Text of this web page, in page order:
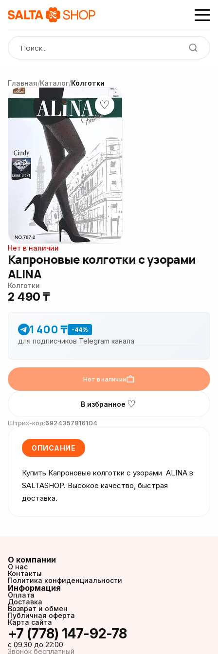
Главная/Каталог/Колготки
♡
Нет в наличии
Капроновые колготки с узорами
ALINA
Колготки
2 490 ₸
1 400 ₸ -44%
для подписчиков Telegram канала
Нет в наличии
В избранное ♡
Штрих-код:6924357816104
ОПИСАНИЕ
Купить Капроновые колготки с узорами  ALINA в
SALTASHOP. Высокое качество, быстрая
доставка.
О компании
О нас
Контакты
Политика конфиденциальности
Информация
Оплата
Доставка
Возврат и обмен
Публичная оферта
Карта сайта
+7 (778) 147-92-78
c 09:30 до 22:00
Звонок бесплатный